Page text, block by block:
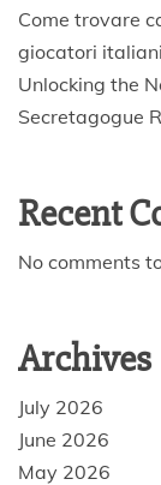
Come trovare
giocatori italiani
Unlocking the
Secretagogue
Recent
No comments
Archives
July 2026
June 2026
May 2026